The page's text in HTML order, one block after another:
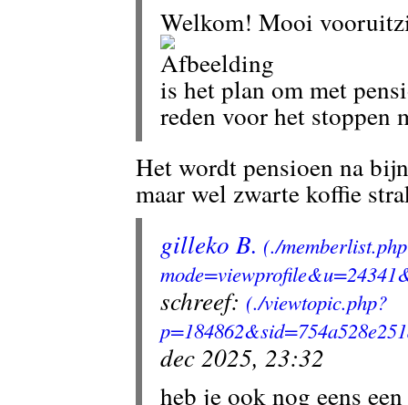
Welkom! Mooi
is het plan om met
reden voor het stoppen
Het wordt pensioen na
maar wel zwarte koffie
gilleko B.
schreef:
dec 2025, 23:32
heb je ook nog eens